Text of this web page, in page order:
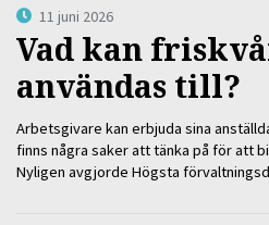
11 juni 2026
Vad kan
användas till?
Arbetsgivare kan erbjuda sina
finns några saker att tänka på för att
Nyligen avgjorde Högsta